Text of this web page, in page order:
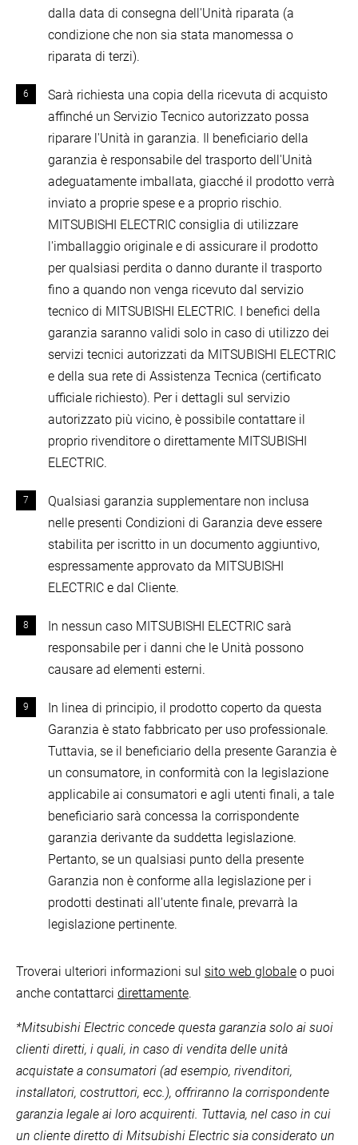
dalla data di consegna dell'Unità riparata (a
condizione che non sia stata manomessa o
riparata di terzi).
Sarà richiesta una copia della ricevuta di acquisto
affinché un Servizio Tecnico autorizzato possa
riparare l'Unità in garanzia. Il beneficiario della
garanzia è responsabile del trasporto dell'Unità
adeguatamente imballata, giacché il prodotto verrà
inviato a proprie spese e a proprio rischio.
MITSUBISHI ELECTRIC consiglia di utilizzare
l'imballaggio originale e di assicurare il prodotto
per qualsiasi perdita o danno durante il trasporto
fino a quando non venga ricevuto dal servizio
tecnico di MITSUBISHI ELECTRIC. I benefici della
garanzia saranno validi solo in caso di utilizzo dei
servizi tecnici autorizzati da MITSUBISHI ELECTRIC
e della sua rete di Assistenza Tecnica (certificato
ufficiale richiesto). Per i dettagli sul servizio
autorizzato più vicino, è possibile contattare il
proprio rivenditore o direttamente MITSUBISHI
ELECTRIC.
Qualsiasi garanzia supplementare non inclusa
nelle presenti Condizioni di Garanzia deve essere
stabilita per iscritto in un documento aggiuntivo,
espressamente approvato da MITSUBISHI
ELECTRIC e dal Cliente.
In nessun caso MITSUBISHI ELECTRIC sarà
responsabile per i danni che le Unità possono
causare ad elementi esterni.
In linea di principio, il prodotto coperto da questa
Garanzia è stato fabbricato per uso professionale.
Tuttavia, se il beneficiario della presente Garanzia è
un consumatore, in conformità con la legislazione
applicabile ai consumatori e agli utenti finali, a tale
beneficiario sarà concessa la corrispondente
garanzia derivante da suddetta legislazione.
Pertanto, se un qualsiasi punto della presente
Garanzia non è conforme alla legislazione per i
prodotti destinati all'utente finale, prevarrà la
legislazione pertinente.
Troverai ulteriori informazioni sul sito web globale o puoi
anche contattarci direttamente.
*Mitsubishi Electric concede questa garanzia solo ai suoi
clienti diretti, i quali, in caso di vendita delle unità
acquistate a consumatori (ad esempio, rivenditori,
installatori, costruttori, ecc.), offriranno la corrispondente
garanzia legale ai loro acquirenti. Tuttavia, nel caso in cui
un cliente diretto di Mitsubishi Electric sia considerato un